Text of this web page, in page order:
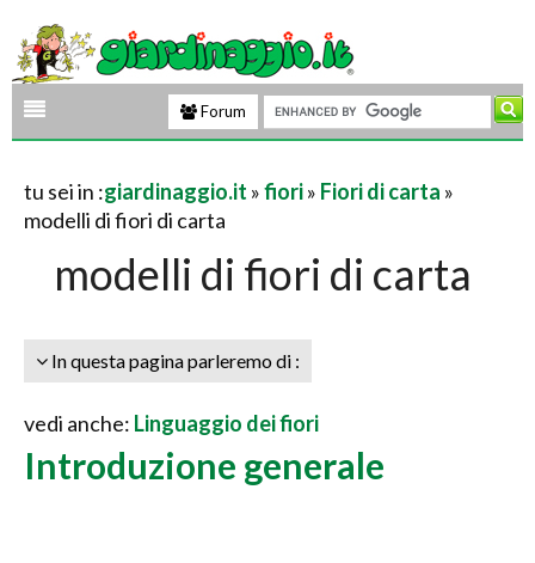
Forum
tu sei in :giardinaggio.it »fiori» Fiori di carta »
modelli di fiori di carta
modelli di fiori di carta
In questa pagina parleremo di :
vedi anche: Linguaggio dei fiori
Introduzione generale